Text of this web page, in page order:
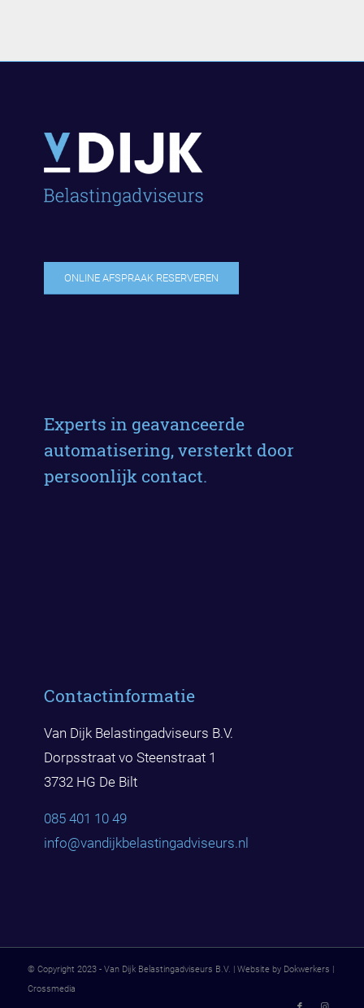
ONLINE AFSPRAAK RESERVEREN
Experts in geavanceerde
automatisering, versterkt door
persoonlijk contact.
Contactinformatie
Van Dijk Belastingadviseurs B.V.
Dorpsstraat vo Steenstraat 1
3732 HG De Bilt
085 401 10 49
info@vandijkbelastingadviseurs.nl
© Copyright 2023 - Van Dijk Belastingadviseurs B.V. | Website by Dokwerkers |
Crossmedia